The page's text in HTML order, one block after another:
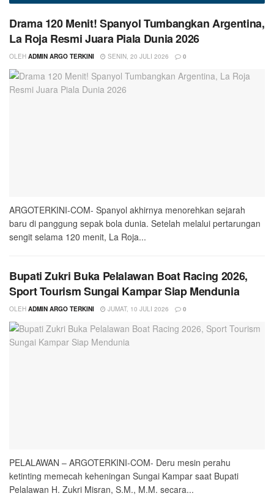
Drama 120 Menit! Spanyol Tumbangkan Argentina,
La Roja Resmi Juara Piala Dunia 2026
OLEH ADMIN ARGO TERKINI SENIN, 20 JULI 2026 0
ARGOTERKINI-COM- Spanyol akhirnya menorehkan sejarah
baru di panggung sepak bola dunia. Setelah melalui pertarungan
sengit selama 120 menit, La Roja...
Bupati Zukri Buka Pelalawan Boat Racing 2026,
Sport Tourism Sungai Kampar Siap Mendunia
OLEH ADMIN ARGO TERKINI JUMAT, 10 JULI 2026 0
PELALAWAN – ARGOTERKINI-COM- Deru mesin perahu
ketinting memecah keheningan Sungai Kampar saat Bupati
Pelalawan H. Zukri Misran, S.M., M.M. secara...